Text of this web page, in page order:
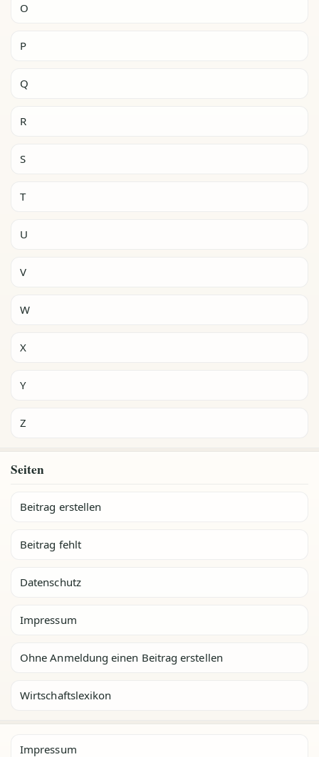
O
P
Q
R
S
T
U
V
W
X
Y
Z
Seiten
Beitrag erstellen
Beitrag fehlt
Datenschutz
Impressum
Ohne Anmeldung einen Beitrag erstellen
Wirtschaftslexikon
Impressum